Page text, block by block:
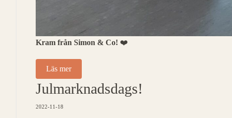
Kram från Simon & Co! ❤️
Läs mer
Julmarknadsdags!
2022-11-18